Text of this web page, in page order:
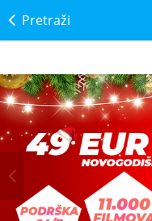
Pretraži
Prev